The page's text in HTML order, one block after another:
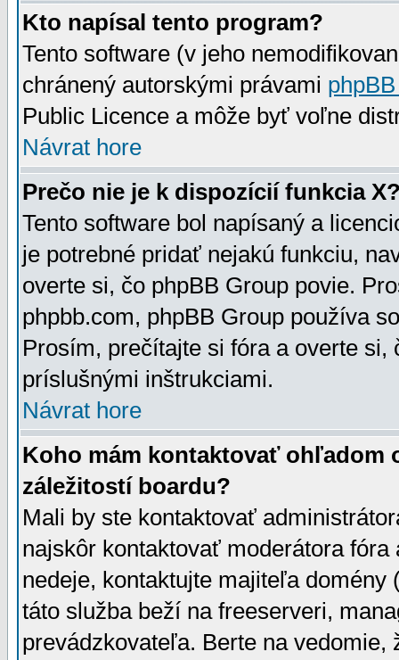
Kto napísal tento program?
Tento software (v jeho
chránený autorskými právami
Public Licence a môže byť voľne
Návrat hore
Prečo nie je k dispozícií funkcia
Tento software bol napísaný a
je potrebné pridať nejakú funkciu,
overte si, čo phpBB Group povie.
phpbb.com, phpBB Group používa
Prosím, prečítajte si fóra a overte
príslušnými inštrukciami.
Návrat hore
Koho mám kontaktovať ohľadom
záležitostí boardu?
Mali by ste kontaktovať
najskôr kontaktovať moderátora
nedeje, kontaktujte majiteľa
táto služba beží na freeserveri,
prevádzkovateľa. Berte na vedomie,